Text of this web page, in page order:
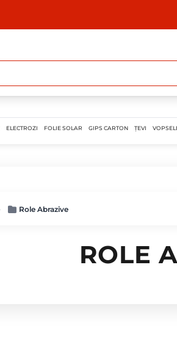
ELECTROZI FOLIE SOLAR GIPS CARTON ȚEVI
Role Abrazive
ROLE